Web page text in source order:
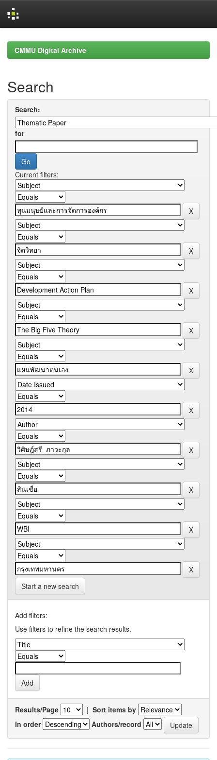
navigationCMMU Digital Archive
Search
Search:
for
Current filters:
Start a new search
Add filters:
Use filters to refine the search results.
Results/Page | Sort items by
In order
Authors/record